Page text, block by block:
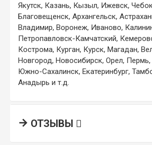
Якутск, Казань, Кызыл, Ижевск,
Благовещенск, Архангельск,
Владимир, Воронеж, Иваново,
Петропавловск-Камчатский,
Кострома, Курган, Курск, Магадан,
Новгород, Новосибирск, Орел,
Южно-Сахалинск, Екатеринбург,
Анадырь и т.д.
ОТЗЫВЫ